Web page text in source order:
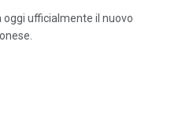
oggi ufficialmente il nuovo